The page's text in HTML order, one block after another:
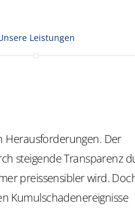
Leistungen
Herausforderungen. Der
steigende Transparenz
preissensibler wird.
Kumulschadenereignisse